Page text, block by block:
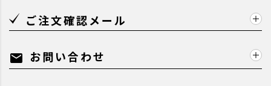
ご注文確認メール
mail お問い合わせ